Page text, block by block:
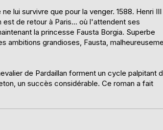
lui survivre que pour la venger. 1588. Henri III
de retour à Paris... où l'attendent ses
la princesse Fausta Borgia. Superbe
ambitions grandioses, Fausta,
de Pardaillan forment un cycle palpitant
un succès considérable. Ce roman a fait